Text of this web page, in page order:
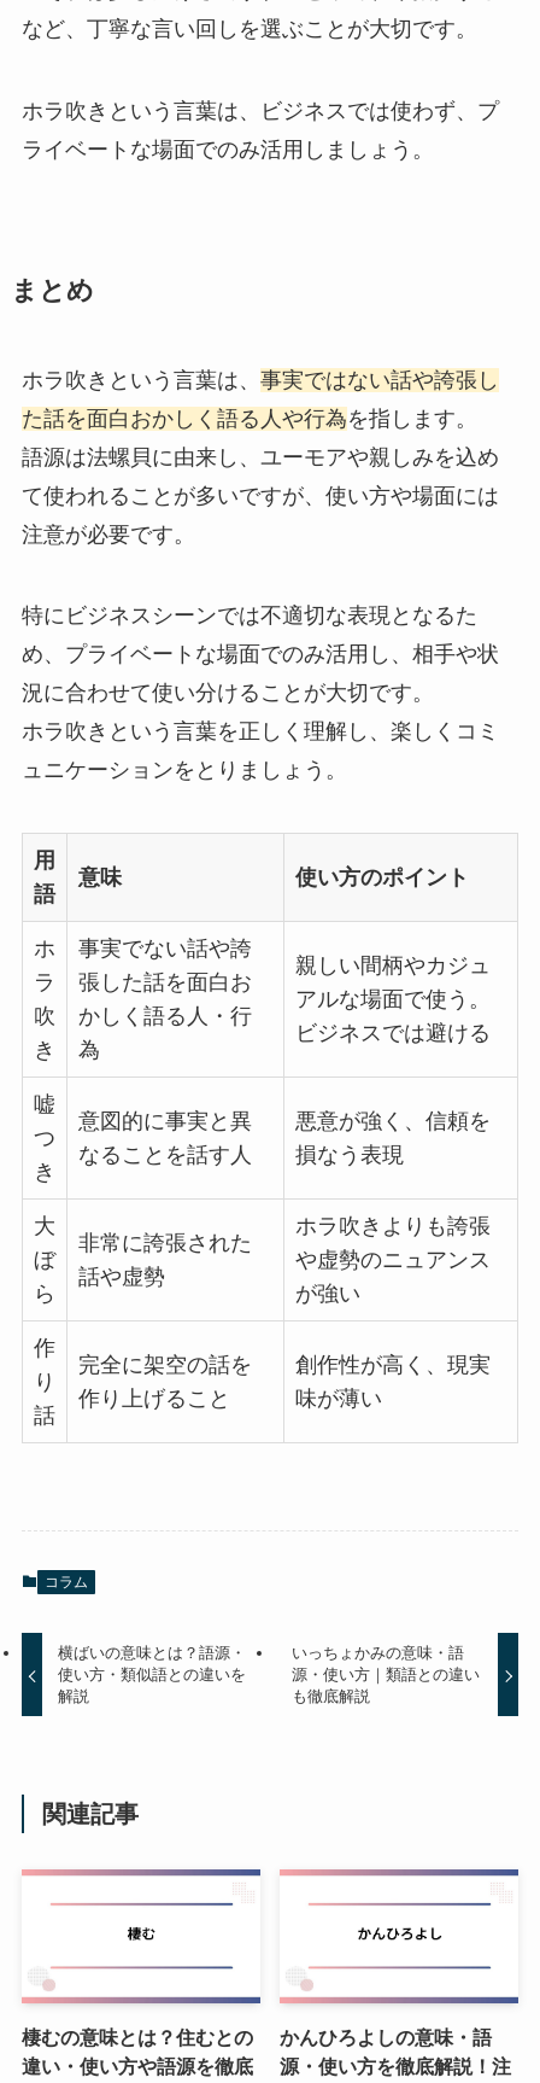
など、丁寧な言い回しを選ぶことが大切です。
ホラ吹きという言葉は、ビジネスでは使わず、プ
ライベートな場面でのみ活用しましょう。
まとめ
ホラ吹きという言葉は、 事実ではない話や誇張し
た話を面白おかしく語る人や行為を指します。
語源は法螺貝に由来し、ユーモアや親しみを込め
て使われることが多いですが、使い方や場面には
注意が必要です。
特にビジネスシーンでは不適切な表現となるた
め、プライベートな場面でのみ活用し、相手や状
況に合わせて使い分けることが大切です。
ホラ吹きという言葉を正しく理解し、楽しくコミ
ュニケーションをとりましょう。
用
語
意味 使い方のポイント
ホ
ラ
吹
き
事実でない話や誇
張した話を面白お
かしく語る人・行
為
親しい間柄やカジュ
アルな場面で使う。
ビジネスでは避ける
嘘
つ
き
意図的に事実と異
なることを話す人
悪意が強く、信頼を
損なう表現
大
ぼ
ら
非常に誇張された
話や虚勢
ホラ吹きよりも誇張
や虚勢のニュアンス
が強い
作
り
話
完全に架空の話を
作り上げること
創作性が高く、現実
味が薄い
コラム
横ばいの意味とは？語源・
使い方・類似語との違いを
解説
いっちょかみの意味・語
源・使い方｜類語との違い
も徹底解説
関連記事
棲むの意味とは？住むとの
違い・使い方や語源を徹底
かんひろよしの意味・語
源・使い方を徹底解説！注